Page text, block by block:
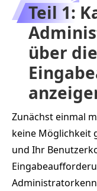
Teil 1:
über die
Zunächst einmal
keine Möglichkeit
und Ihr